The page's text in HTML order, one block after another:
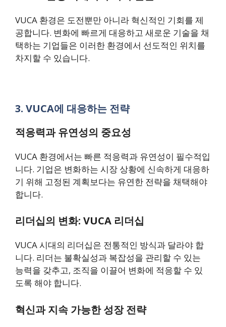
VUCA 환경은 도전뿐만 아니라 혁신적인 기회를 제
공합니다. 변화에 빠르게 대응하고 새로운 기술을 채
택하는 기업들은 이러한 환경에서 선도적인 위치를
차지할 수 있습니다.
3. VUCA에 대응하는 전략
적응력과 유연성의 중요성
VUCA 환경에서는 빠른 적응력과 유연성이 필수적입
니다. 기업은 변화하는 시장 상황에 신속하게 대응하
기 위해 고정된 계획보다는 유연한 전략을 채택해야
합니다.
리더십의 변화: VUCA 리더십
VUCA 시대의 리더십은 전통적인 방식과 달라야 합
니다. 리더는 불확실성과 복잡성을 관리할 수 있는
능력을 갖추고, 조직을 이끌어 변화에 적응할 수 있
도록 해야 합니다.
혁신과 지속 가능한 성장 전략